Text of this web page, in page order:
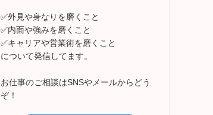
✅外見や身なりを磨くこと
✅内面や強みを磨くこと
✅キャリアや営業術を磨くこと
について発信してます。
お仕事のご相談はSNSやメールからどう
ぞ！